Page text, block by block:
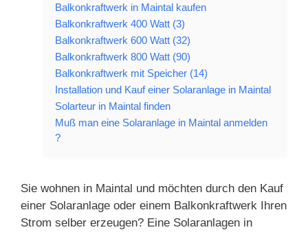
Balkonkraftwerk in Maintal kaufen
Balkonkraftwerk 400 Watt (3)
Balkonkraftwerk 600 Watt (32)
Balkonkraftwerk 800 Watt (90)
Balkonkraftwerk mit Speicher (14)
Installation und Kauf einer Solaranlage in Maintal
Solarteur in Maintal finden
Muß man eine Solaranlage in Maintal anmelden
?
Sie wohnen in Maintal und möchten durch den Kauf
einer Solaranlage oder einem Balkonkraftwerk Ihren
Strom selber erzeugen? Eine Solaranlagen in